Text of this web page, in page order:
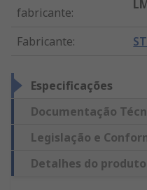
fabricante:
Fabricante:
Especificações
Documentação
Legislação e
Detalhes do produto